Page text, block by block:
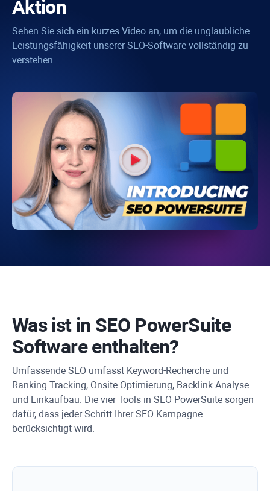
Aktion
Sehen Sie sich ein kurzes Video an, um die unglaubliche
Leistungsfähigkeit unserer SEO-Software vollständig zu
verstehen
Was ist in SEO PowerSuite
Software enthalten?
Umfassende SEO umfasst Keyword-Recherche und
Ranking-Tracking, Onsite-Optimierung, Backlink-Analyse
und Linkaufbau. Die vier Tools in SEO PowerSuite sorgen
dafür, dass jeder Schritt Ihrer SEO-Kampagne
berücksichtigt wird.